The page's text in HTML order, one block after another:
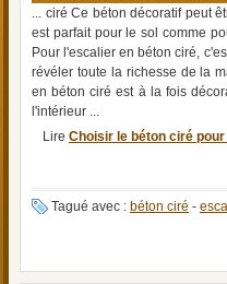
... ciré Ce béton décoratif peut
est parfait pour le sol comme
Pour l'escalier en béton ciré,
révéler toute la richesse de la
en béton ciré est à la fois
l'intérieur ...
Lire Choisir le béton ciré
Tagué avec : béton ciré -